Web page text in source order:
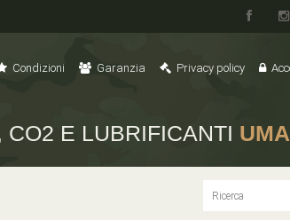
Condizioni Garanzia Privacy policy
CO2 E LUBRIFICANTI